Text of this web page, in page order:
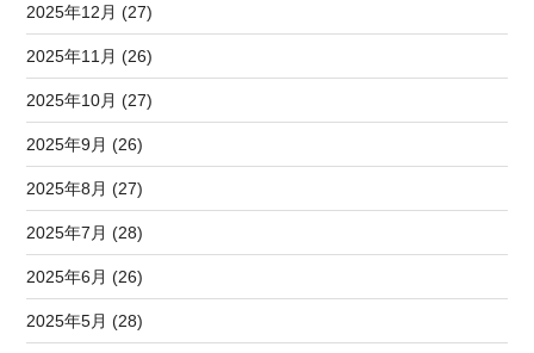
2025年12月 (27)
2025年11月 (26)
2025年10月 (27)
2025年9月 (26)
2025年8月 (27)
2025年7月 (28)
2025年6月 (26)
2025年5月 (28)